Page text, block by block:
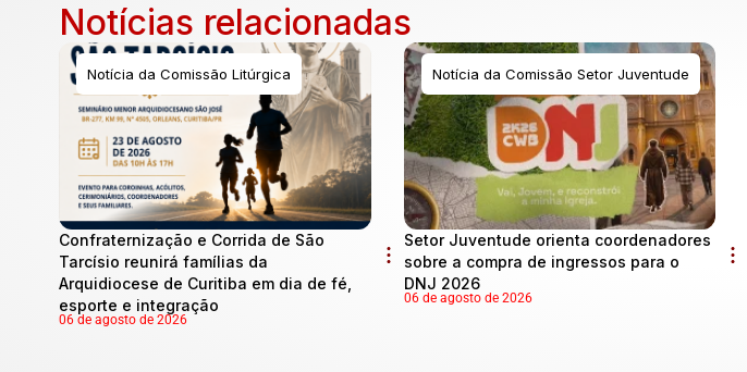
Notícias relacionadas
Notícia da Comissão Litúrgica
Confraternização e Corrida de São
Tarcísio reunirá famílias da
Arquidiocese de Curitiba em dia de fé,
esporte e integração
06 de agosto de 2026
Notícia da Comissão Setor Juventude
Setor Juventude orienta coordenadores
sobre a compra de ingressos para o
DNJ 2026
06 de agosto de 2026